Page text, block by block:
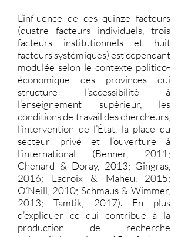
L’influence de ces quinze facteurs
(quatre facteurs individuels, trois
facteurs institutionnels et huit
facteurs systémiques) est cependant
modulée selon le contexte politico-
économique des provinces qui
structure l’accessibilité à
l’enseignement supérieur, les
conditions de travail des chercheurs,
l’intervention de l’État, la place du
secteur privé et l’ouverture à
l’international (Benner, 2011;
Chenard & Doray, 2013; Gingras,
2016; Lacroix & Maheu, 2015;
O’Neill, 2010; Schmaus & Wimmer,
2013; Tamtik, 2017). En plus
d’expliquer ce qui contribue à la
production de recherche